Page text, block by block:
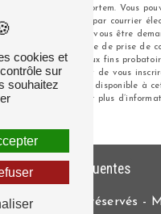
vos données post-mortem. Vous
à l'adresse ou par courrier
d'identité pourra vous être
pendant la période de prise de
prescription légale aux fins
Vous avez le droit de vous
téléphonique, disponible à
le site cnil.fr pour plus
Recherches fréquentes
- Tous droits réservés -
cookies et
sur
souhaitez